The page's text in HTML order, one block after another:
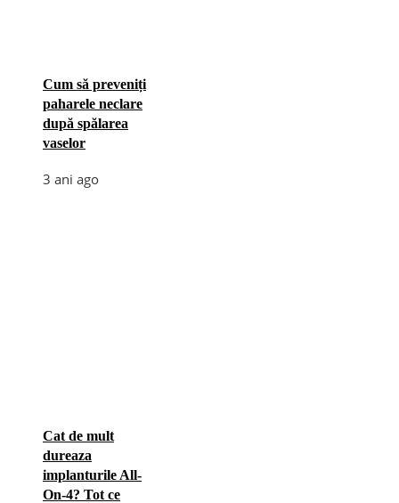
Cum să preveniți
paharele neclare
după spălarea
vaselor
3 ani ago
Cat de mult
dureaza
implanturile All-
On-4? Tot ce